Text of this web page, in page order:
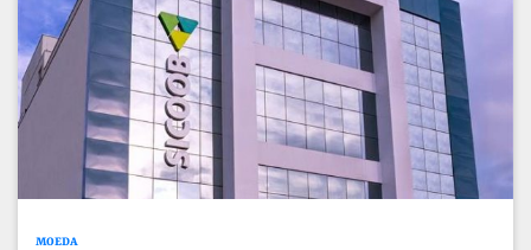
MOEDA